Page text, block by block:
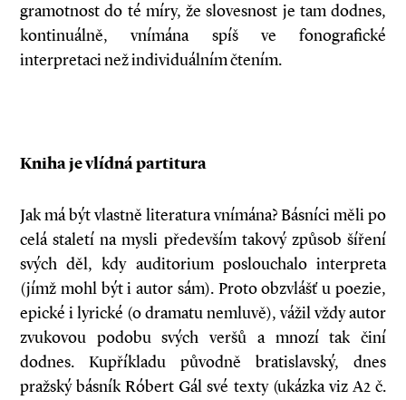
gramotnost do té míry, že slovesnost je tam dodnes,
kontinuálně, vnímána spíš ve fonografické
interpretaci než individuálním čtením.
Kniha je vlídná partitura
Jak má být vlastně literatura vnímána? Básníci měli po
celá staletí na mysli především takový způsob šíření
svých děl, kdy auditorium poslouchalo interpreta
(jímž mohl být i autor sám). Proto obzvlášť u poezie,
epické i lyrické (o dramatu nemluvě), vážil vždy autor
zvukovou podobu svých veršů a mnozí tak činí
dodnes. Kupříkladu původně bratislavský, dnes
pražský básník Róbert Gál své texty (ukázka viz A2 č.